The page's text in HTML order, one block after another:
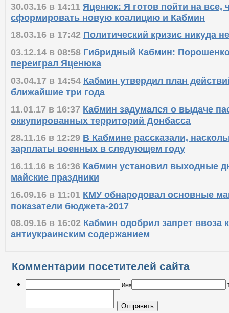
30.03.16 в 14:11 Яценюк: Я готов пойти на все,
сформировать новую коалицию и Кабмин
18.03.16 в 17:42 Политический кризис никуда
03.12.14 в 08:58 Гибридный Кабмин: Порошенко
переиграл Яценюка
03.04.17 в 14:54 Кабмин утвердил план
ближайшие три года
11.01.17 в 16:37 Кабмин задумался о выдаче
оккупированных территорий Донбасса
28.11.16 в 12:29 В Кабмине рассказали,
зарплаты военных в следующем году
16.11.16 в 16:36 Кабмин установил выходные
майские праздники
16.09.16 в 11:01 КМУ обнародовал основные
показатели бюджета-2017
08.09.16 в 16:02 Кабмин одобрил запрет ввоза
антиукраинским содержанием
Комментарии посетителей сайта
Имя
Отправить